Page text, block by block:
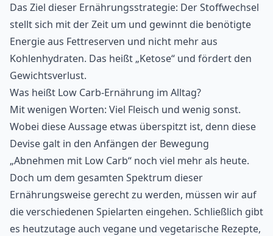
Das Ziel dieser Ernährungsstrategie: Der Stoffwechsel
stellt sich mit der Zeit um und gewinnt die benötigte
Energie aus Fettreserven und nicht mehr aus
Kohlenhydraten. Das heißt „Ketose“ und fördert den
Gewichtsverlust.
Was heißt Low Carb-Ernährung im Alltag?
Mit wenigen Worten: Viel Fleisch und wenig sonst.
Wobei diese Aussage etwas überspitzt ist, denn diese
Devise galt in den Anfängen der Bewegung
„Abnehmen mit Low Carb“ noch viel mehr als heute.
Doch um dem gesamten Spektrum dieser
Ernährungsweise gerecht zu werden, müssen wir auf
die verschiedenen Spielarten eingehen. Schließlich gibt
es heutzutage auch vegane und vegetarische Rezepte,